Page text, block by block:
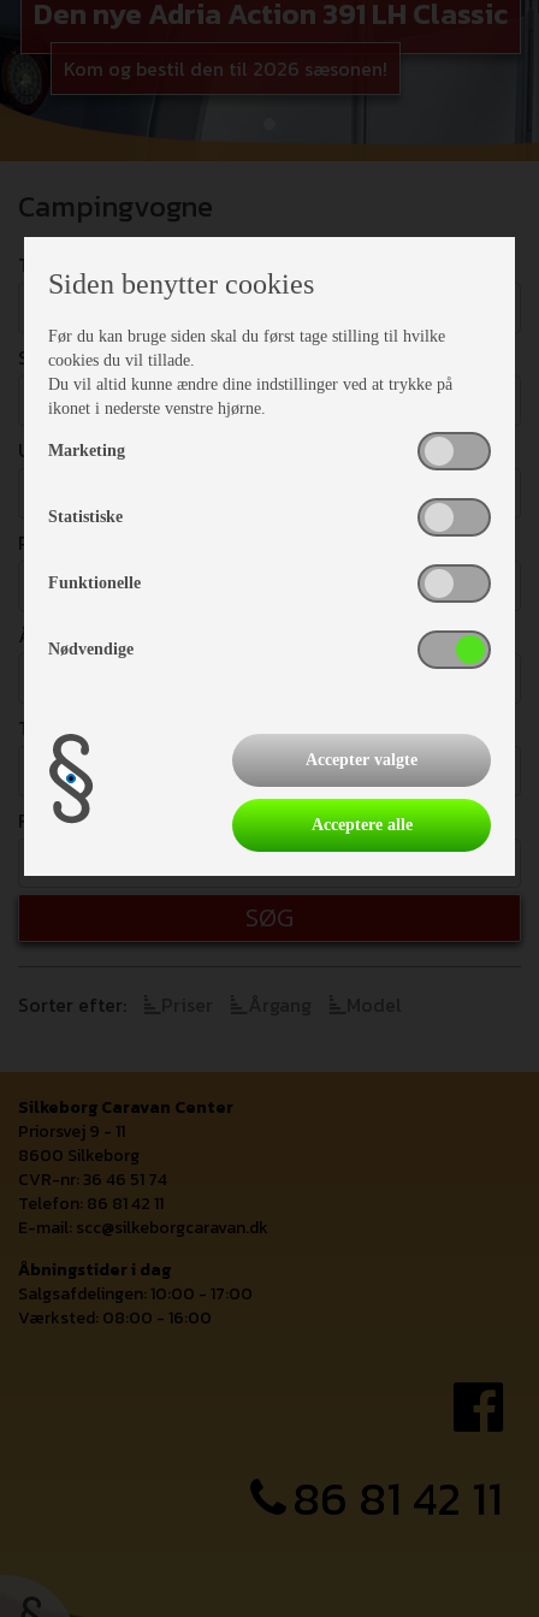
Den nye Adria Action 391 LH Classic
Kom og bestil den til 2026 sæsonen!
Campingvogne
TYPE
SENGEPLADSER
Vælg
UDSTYR
PRISER
Vælg
ÅRGANG
TOTALVÆGT
Vælg
FRITEKST
SØG
Sorter efter:
Silkeborg Caravan Center
Priorsvej 9 - 11
8600 Silkeborg
CVR-nr: 36 46 51 74
Telefon: 86 81 42 11
E-mail: scc@silkeborgcaravan.dk
Åbningstider i dag
Salgsafdelingen: 10:00 - 17:00
Værksted: 08:00 - 16:00
86 81 42 11
Siden benytter cookies
Før du kan bruge siden skal du først tage stilling til hvilke
cookies du vil tillade.
Du vil altid kunne ændre dine indstillinger ved at trykke på
ikonet i nederste venstre hjørne.
Marketing
Statistiske
Funktionelle
Nødvendige
Accepter valgte
Acceptere alle